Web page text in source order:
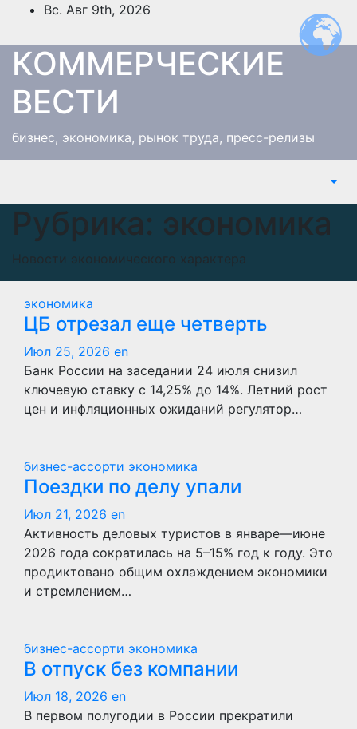
Перейти
содержимому
Вс. Авг 9th, 2026
КОММЕРЧЕСКИЕ
ВЕСТИ
бизнес, экономика, рынок труда, пресс-релизы
Рубрика: экономика
Новости экономического характера
экономика
ЦБ отрезал еще четверть
Июл 25, 2026 en
Банк России на заседании 24 июля снизил
ключевую ставку с 14,25% до 14%. Летний рост
цен и инфляционных ожиданий регулятор…
бизнес-ассорти экономика
Поездки по делу упали
Июл 21, 2026 en
Активность деловых туристов в январе—июне
2026 года сократилась на 5–15% год к году. Это
продиктовано общим охлаждением экономики
и стремлением…
бизнес-ассорти экономика
В отпуск без компании
Июл 18, 2026 en
В первом полугодии в России прекратили